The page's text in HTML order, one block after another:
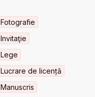
Fotografie
Invitaţie
Lege
Lucrare de licență
Manuscris